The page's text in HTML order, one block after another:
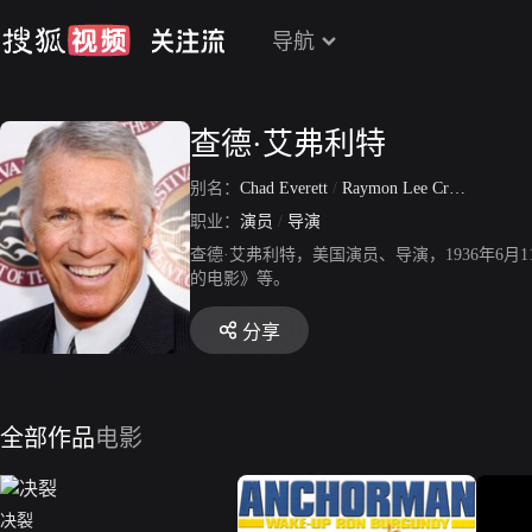
导航
查德·艾弗利特
别名： Chad Everett / Raymon Lee Cramton
职业： 演员 / 导演
查德·艾弗利特，美国演员、导演，1936年6
的电影》等。
分享
全部作品电影
决裂